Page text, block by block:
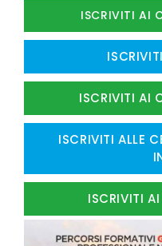
ISCRIVITI AI
ISCRIVITI AI
ISCRIVITI ALLE
ISCRIVITI